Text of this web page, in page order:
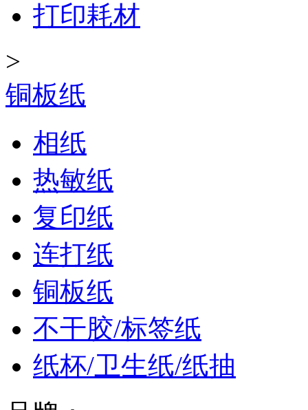
打印耗材
>
铜板纸
相纸
热敏纸
复印纸
连打纸
铜板纸
不干胶/标签纸
纸杯/卫生纸/纸抽